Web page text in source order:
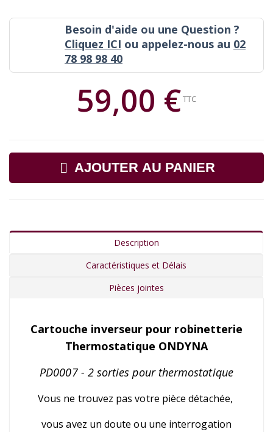
Besoin d'aide ou une Question ?
Cliquez ICI ou appelez-nous au 02
78 98 98 40
59,00 €TTC
AJOUTER AU PANIER
Description
Caractéristiques et Délais
Pièces jointes
Cartouche inverseur pour robinetterie
Thermostatique ONDYNA
PD0007 - 2 sorties pour thermostatique
Vous ne trouvez pas votre pièce détachée,
vous avez un doute ou une interrogation